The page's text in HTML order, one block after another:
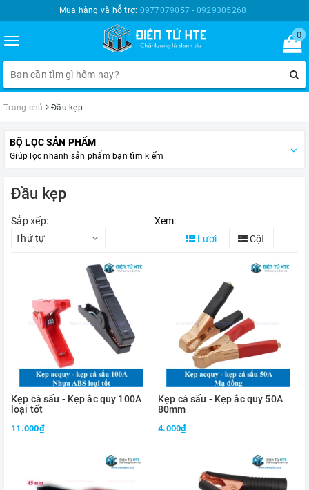
Mua hàng và hỗ trợ: 0977079057 - 0929305268
Toggle
navigation
0
Trang chủ Đầu kẹp
BỘ LỌC SẢN PHẨM
Giúp lọc nhanh sản phẩm bạn tìm kiếm
Đầu kẹp
Sắp xếp:
Thứ tự
Xem:
Lưới
Cột
Kẹp cá sấu - Kẹp ắc quy 100A
loại tốt
11.000₫
Kẹp cá sấu - Kẹp ắc quy 50A
80mm
4.000₫